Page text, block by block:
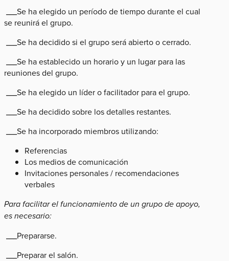
___Se ha elegido un período de tiempo durante el cual
se reunirá el grupo.
___Se ha decidido si el grupo será abierto o cerrado.
___Se ha establecido un horario y un lugar para las
reuniones del grupo.
___Se ha elegido un líder o facilitador para el grupo.
___Se ha decidido sobre los detalles restantes.
___Se ha incorporado miembros utilizando:
Referencias
Los medios de comunicación
Invitaciones personales / recomendaciones
verbales
Para facilitar el funcionamiento de un grupo de apoyo,
es necesario:
___Prepararse.
___Preparar el salón.